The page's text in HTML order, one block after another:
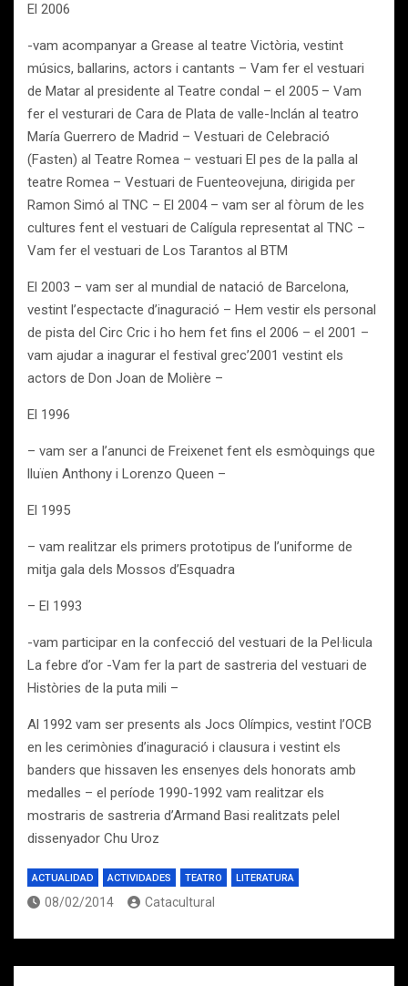
El 2006
-vam acompanyar a Grease al teatre Victòria, vestint
músics, ballarins, actors i cantants – Vam fer el vestuari
de Matar al presidente al Teatre condal – el 2005 – Vam
fer el vesturari de Cara de Plata de valle-Inclán al teatro
María Guerrero de Madrid – Vestuari de Celebració
(Fasten) al Teatre Romea – vestuari El pes de la palla al
teatre Romea – Vestuari de Fuenteovejuna, dirigida per
Ramon Simó al TNC – El 2004 – vam ser al fòrum de les
cultures fent el vestuari de Calígula representat al TNC –
Vam fer el vestuari de Los Tarantos al BTM
El 2003 – vam ser al mundial de natació de Barcelona,
vestint l’espectacte d’inaguració – Hem vestir els personal
de pista del Circ Cric i ho hem fet fins el 2006 – el 2001 –
vam ajudar a inagurar el festival grec’2001 vestint els
actors de Don Joan de Molière –
El 1996
– vam ser a l’anunci de Freixenet fent els esmòquings que
lluïen Anthony i Lorenzo Queen –
El 1995
– vam realitzar els primers prototipus de l’uniforme de
mitja gala dels Mossos d’Esquadra
– El 1993
-vam participar en la confecció del vestuari de la Pel·licula
La febre d’or -Vam fer la part de sastreria del vestuari de
Històries de la puta mili –
Al 1992 vam ser presents als Jocs Olímpics, vestint l’OCB
en les cerimònies d’inaguració i clausura i vestint els
banders que hissaven les ensenyes dels honorats amb
medalles – el període 1990-1992 vam realitzar els
mostraris de sastreria d’Armand Basi realitzats pelel
dissenyador Chu Uroz
ACTUALIDAD ACTIVIDADES TEATRO LITERATURA
08/02/2014 Catacultural